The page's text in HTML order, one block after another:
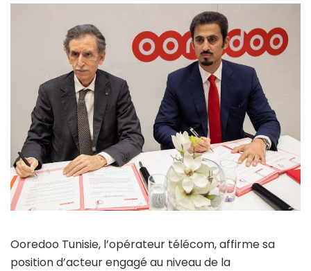
Ooredoo Tunisie, l’opérateur télécom, affirme sa
position d’acteur engagé au niveau de la